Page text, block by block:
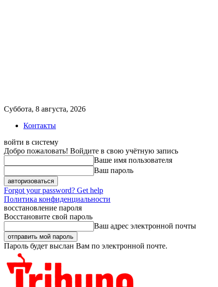
Суббота, 8 августа, 2026
Контакты
войти в систему
Добро пожаловать! Войдите в свою учётную запись
Ваше имя пользователя
Ваш пароль
Forgot your password? Get help
Политика конфиденциальности
восстановление пароля
Восстановите свой пароль
Ваш адрес электронной почты
Пароль будет выслан Вам по электронной почте.